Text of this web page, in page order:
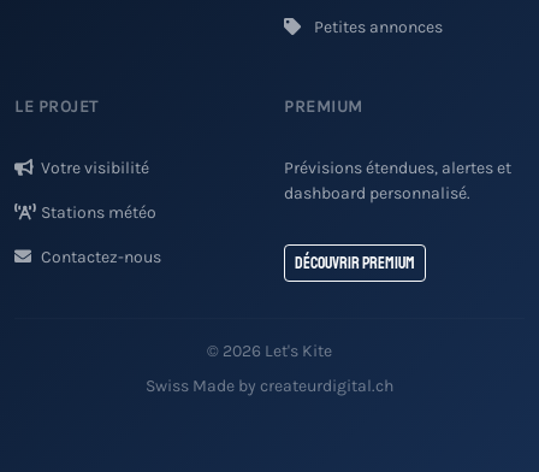
Petites annonces
LE PROJET
Votre visibilité
Stations météo
Contactez-nous
PREMIUM
Prévisions étendues, alertes et
dashboard personnalisé.
Découvrir Premium
© 2026 Let's Kite
Swiss Made by createurdigital.ch